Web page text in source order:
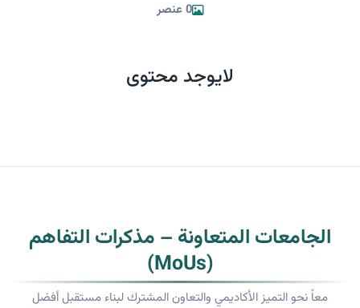
0 عنصر
لايوجد محتوى
الجامعات المتعاونة – مذكرات التفاهم
(MoUs)
معاً نحو التميز الأكاديمي والتعاون المشترك لبناء مستقبل أفضل